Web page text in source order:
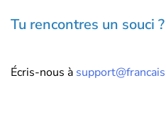
Tu rencontres un souci ?
Écris-nous à